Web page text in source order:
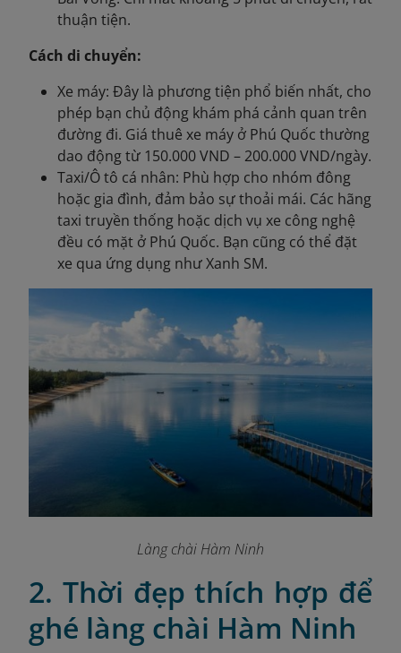
thuận tiện.
Cách di chuyển:
Xe máy: Đây là phương tiện phổ biến nhất, cho
phép bạn chủ động khám phá cảnh quan trên
đường đi. Giá thuê xe máy ở Phú Quốc thường
dao động từ 150.000 VND – 200.000 VND/ngày.
Taxi/Ô tô cá nhân: Phù hợp cho nhóm đông
hoặc gia đình, đảm bảo sự thoải mái. Các hãng
taxi truyền thống hoặc dịch vụ xe công nghệ
đều có mặt ở Phú Quốc. Bạn cũng có thể đặt
xe qua ứng dụng như Xanh SM.
Làng chài Hàm Ninh
2. Thời đẹp thích hợp để
ghé làng chài Hàm Ninh